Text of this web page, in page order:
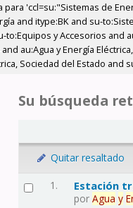
'ccl=su:"Sistemas de
and itype:BK and su-
to:Equipos y Accesorios and
au:Agua y Energía
Sociedad del Estado and
Su búsqueda
Quitar resaltado
1. Estación
porAgua y